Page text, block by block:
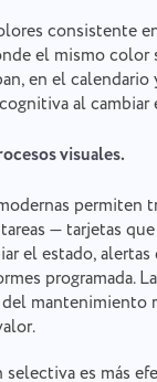
consistente
el mismo color
en el calendario
al cambiar
visuales.
permiten
— tarjetas
el estado,
programada.
mantenimiento
es más